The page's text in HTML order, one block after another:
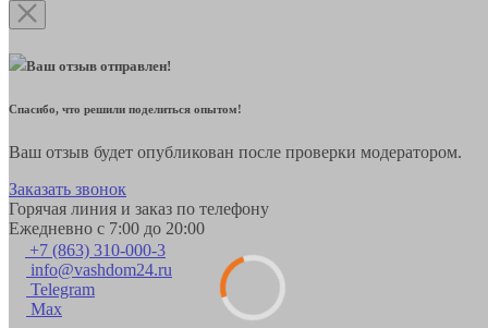
Ваш отзыв отправлен!
Спасибо, что решили поделиться опытом!
Ваш отзыв будет опубликован после проверки модератором.
Заказать звонок
Горячая линия и заказ по телефону
Ежедневно с 7:00 до 20:00
+7 (863) 310-000-3
info@vashdom24.ru
Telegram
Max